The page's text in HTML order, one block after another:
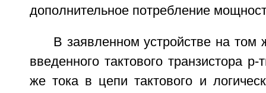
дополнительное потребление
В заявленном устройстве на том
введенного тактового транзистора р-
же тока в цепи тактового и